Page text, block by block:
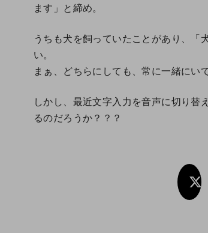
ます」と締め。
うちも犬を飼っていたことがあり、「
い。
まぁ、どちらにしても、常に一緒にい
しかし、最近文字入力を音声に切り替
るのだろうか？？？